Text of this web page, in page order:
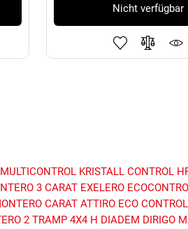
Nicht verfügbar
MULTICONTROL KRISTALL CONTROL
3 CARAT EXELERO
CARAT ATTIRO ECO
2 TRAMP 4X4 H DIADEM DIRIGO